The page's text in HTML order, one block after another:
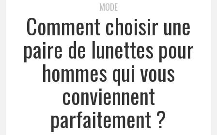
MODE
Comment choisir une
paire de lunettes pour
hommes qui vous
conviennent
parfaitement ?